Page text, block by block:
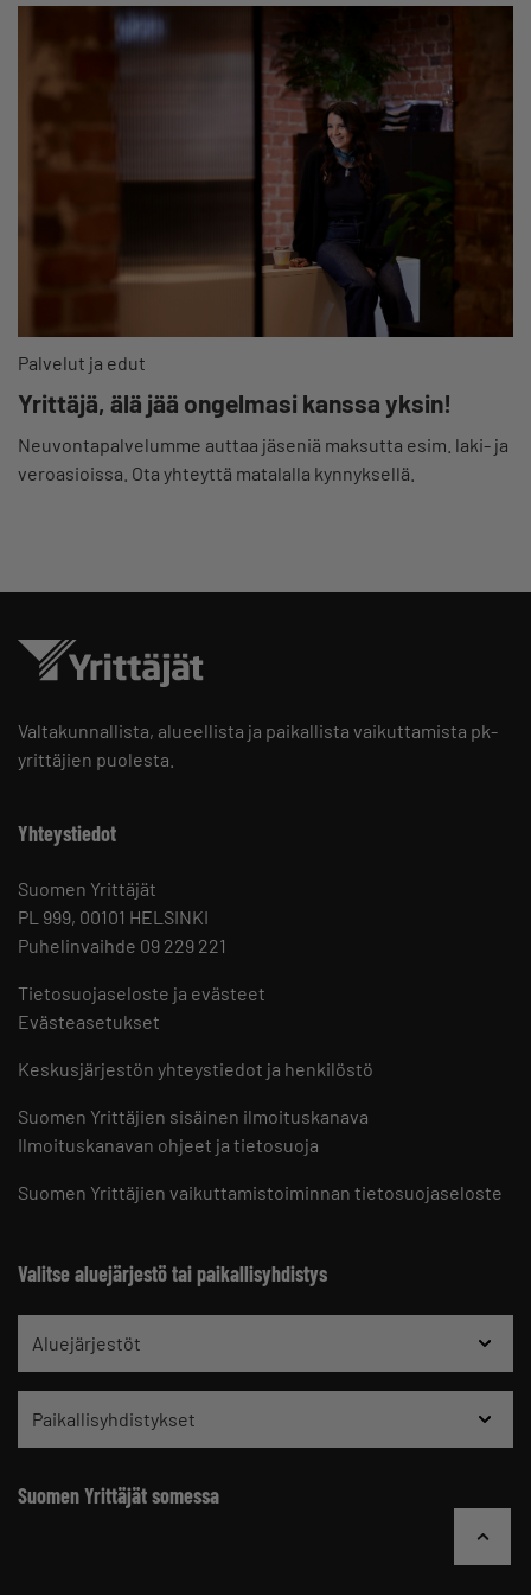
Palvelut ja edut
Yrittäjä, älä jää ongelmasi kanssa yksin!
Neuvontapalvelumme auttaa jäseniä maksutta esim. laki- ja
veroasioissa. Ota yhteyttä matalalla kynnyksellä.
Valtakunnallista, alueellista ja paikallista vaikuttamista pk-
yrittäjien puolesta.
Yhteystiedot
Suomen Yrittäjät
PL 999, 00101 HELSINKI
Puhelinvaihde 09 229 221
Tietosuojaseloste ja evästeet
Evästeasetukset
Keskusjärjestön yhteystiedot ja henkilöstö
Suomen Yrittäjien sisäinen ilmoituskanava
Ilmoituskanavan ohjeet ja tietosuoja
Suomen Yrittäjien vaikuttamistoiminnan tietosuojaseloste
Valitse aluejärjestö tai paikallisyhdistys
Aluejärjestöt
Paikallisyhdistykset
Suomen Yrittäjät somessa